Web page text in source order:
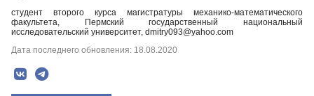
студент второго курса магистратуры механико-математического
факультета, Пермский государственный национальный
исследовательский университет, dmitry093@yahoo.com
Дата последнего обновления: 18.08.2020